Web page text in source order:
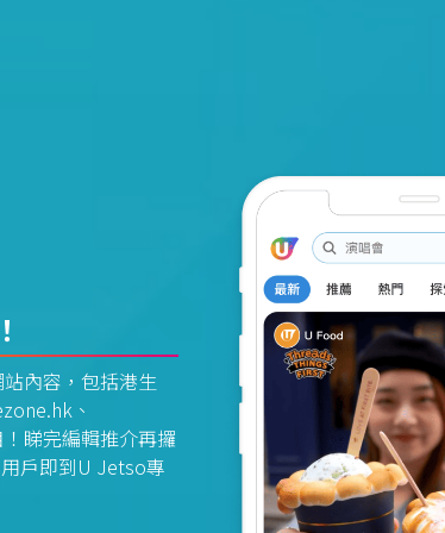
內容，包括港生
、
睇完編輯推介再攞
戶即到U Jetso專